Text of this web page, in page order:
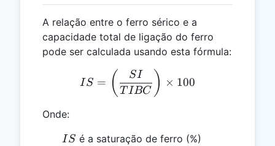
A relação entre o ferro sérico e a
capacidade total de ligação do ferro
pode ser calculada usando esta fórmula:
IS =
IS = ( T IBC
SI ) × 100
Onde:
IS
I S é a saturação de ferro (%)